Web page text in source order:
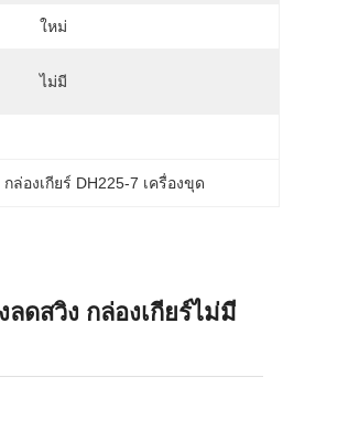
ใหม่
ไม่มี
กล่องเกียร์ DH225-7 เครื่องขุด
ลดสวิง กล่องเกียร์ไม่มี